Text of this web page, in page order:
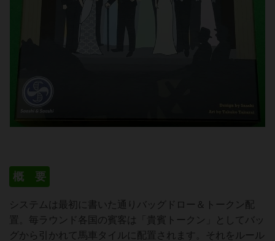
概 要
システムは最初に書いた通りバッグドロー＆トークン配
置。毎ラウンド各国の賓客は「貴賓トークン」としてバッ
グから引かれて馬車タイルに配置されます。それをルール